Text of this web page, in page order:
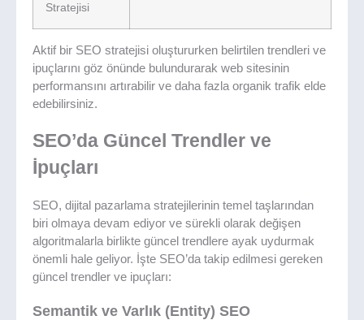
Stratejisi
Aktif bir SEO stratejisi oluştururken belirtilen trendleri ve
ipuçlarını göz önünde bulundurarak web sitesinin
performansını artırabilir ve daha fazla organik trafik elde
edebilirsiniz.
SEO’da Güncel Trendler ve
İpuçları
SEO, dijital pazarlama stratejilerinin temel taşlarından
biri olmaya devam ediyor ve sürekli olarak değişen
algoritmalarla birlikte güncel trendlere ayak uydurmak
önemli hale geliyor. İşte SEO’da takip edilmesi gereken
güncel trendler ve ipuçları:
Semantik ve Varlık (Entity) SEO